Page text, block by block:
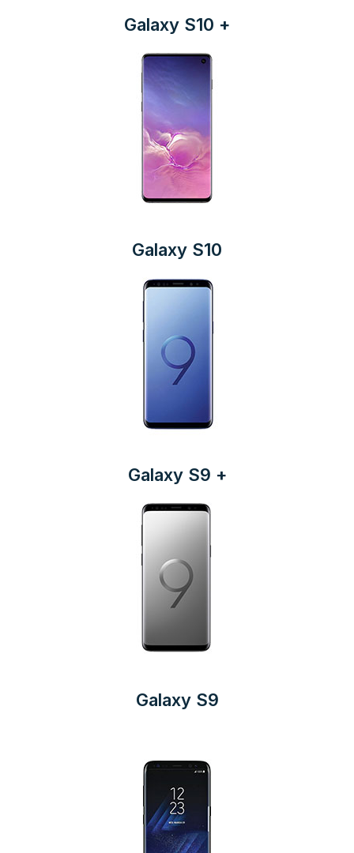
Galaxy S10 +
Galaxy S10
Galaxy S9 +
Galaxy S9